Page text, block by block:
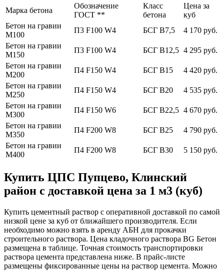
Марка бетона
Обозначение
ГОСТ **
Класс
бетона
Цена за
куб
Бетон на гравии
М100
П3 F100 W4 БСГ В7,5
4 170 руб.
Бетон на гравии
М150
П3 F100 W4 БСГ В12,5 4 295 руб.
Бетон на гравии
М200
П4 F150 W4 БСГ В15
4 420 руб.
Бетон на гравии
М250
П4 F150 W4 БСГ В20
4 535 руб.
Бетон на гравии
М300
П4 F150 W6 БСГ В22,5 4 670 руб.
Бетон на гравии
М350
П4 F200 W8 БСГ В25
4 790 руб.
Бетон на гравии
М400
П4 F200 W8 БСГ В30 5 150 руб.
Купить ЦПС Пупцево, Клинский
район с доставкой цена за 1 м3 (куб)
Купить цементный раствор с оперативной доставкой по самой
низкой цене за куб от ближайшего производителя. Если
необходимо можно взять в аренду АБН для прокачки
строительного раствора. Цена кладочного раствора BG Бетон
размещена в таблице. Точная стоимость транспортировки
раствора цемента представлена ниже. В прайс-листе
размещены фиксированные цены на раствор цемента. Можно